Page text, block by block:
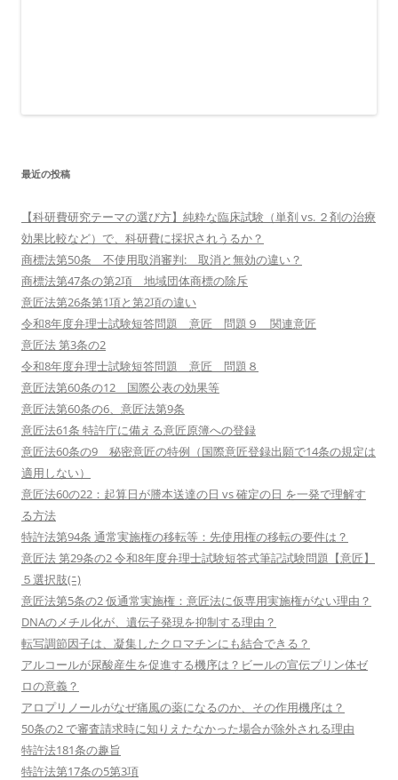
最近の投稿
【科研費研究テーマの選び方】純粋な臨床試験（単剤 vs. ２剤の治療
効果比較など）で、科研費に採択されうるか？
商標法第50条 不使用取消審判: 取消と無効の違い？
商標法第47条の第2項 地域団体商標の除斥
意匠法第26条第1項と第2項の違い
令和8年度弁理士試験短答問題 意匠 問題９ 関連意匠
意匠法 第3条の2
令和8年度弁理士試験短答問題 意匠 問題８
意匠法第60条の12 国際公表の効果等
意匠法第60条の6、意匠法第9条
意匠法61条 特許庁に備える意匠原簿への登録
意匠法60条の9 秘密意匠の特例（国際意匠登録出願で14条の規定は
適用しない）
意匠法60の22：起算日が謄本送達の日 vs 確定の日 を一発で理解す
る方法
特許法第94条 通常実施権の移転等：先使用権の移転の要件は？
意匠法 第29条の2 令和8年度弁理士試験短答式筆記試験問題【意匠】
５選択肢(ﾆ)
意匠法第5条の2 仮通常実施権：意匠法に仮専用実施権がない理由？
DNAのメチル化が、遺伝子発現を抑制する理由？
転写調節因子は、凝集したクロマチンにも結合できる？
アルコールが尿酸産生を促進する機序は？ビールの宣伝プリン体ゼ
ロの意義？
アロプリノールがなぜ痛風の薬になるのか、その作用機序は？
50条の2 で審査請求時に知りえたなかった場合が除外される理由
特許法181条の趣旨
特許法第17条の5第3項